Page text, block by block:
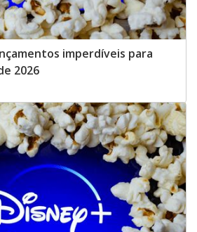
imperdíveis para
2026